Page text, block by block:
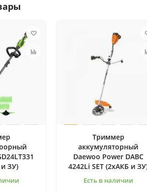
ЗУ)
Триммер
аккумуляторный
Daewoo Power DABC
4242Li SET (2хАКБ и
Есть в наличии